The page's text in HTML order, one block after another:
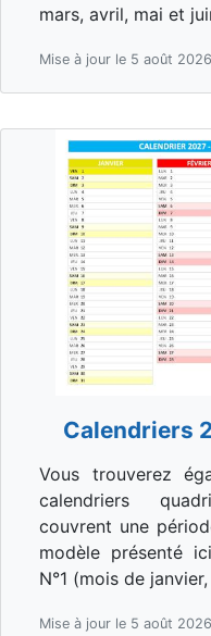
mars, avril, mai et
Mise à jour le 5 août
Calendriers
Vous trouverez
calendriers
couvrent une
modèle présenté
N°1 (mois de
Mise à jour le 5 août